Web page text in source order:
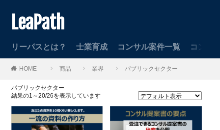
LeaPath
リーパスとは？ 士業育成 コンサル案件一覧 コンサ
HOME 商品 業界 パブリックセクター
パブリックセクター
結果の1～20/26を表示しています